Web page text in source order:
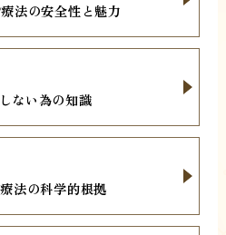
法の安全性と魅力
ない為の知識
法の科学的根拠